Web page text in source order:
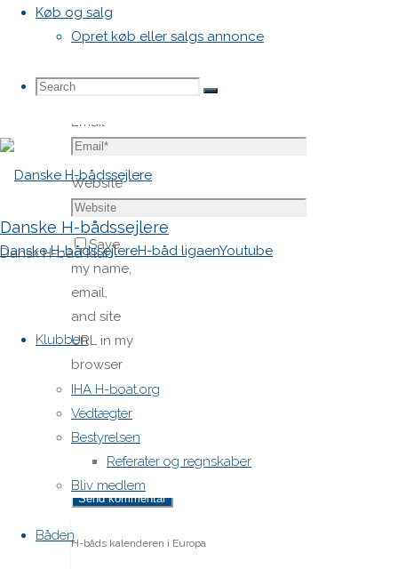
Køb og salg
Opret køb eller salgs annonce
Search
Search
Search
Danske H-bådssejlere
Dansk H-båd klub
Danske H-bådssejlereH-båd ligaenYoutube
Klubben
IHA H-boat.org
Vedtægter
Bestyrelsen
Referater og regnskaber
Bliv medlem
Båden
Email
Website
Save
my name,
email,
and site
URL in my
browser
for next
time I
post a
comment.
H-båds kalenderen i Europa